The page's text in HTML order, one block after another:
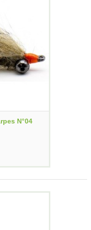
N°04